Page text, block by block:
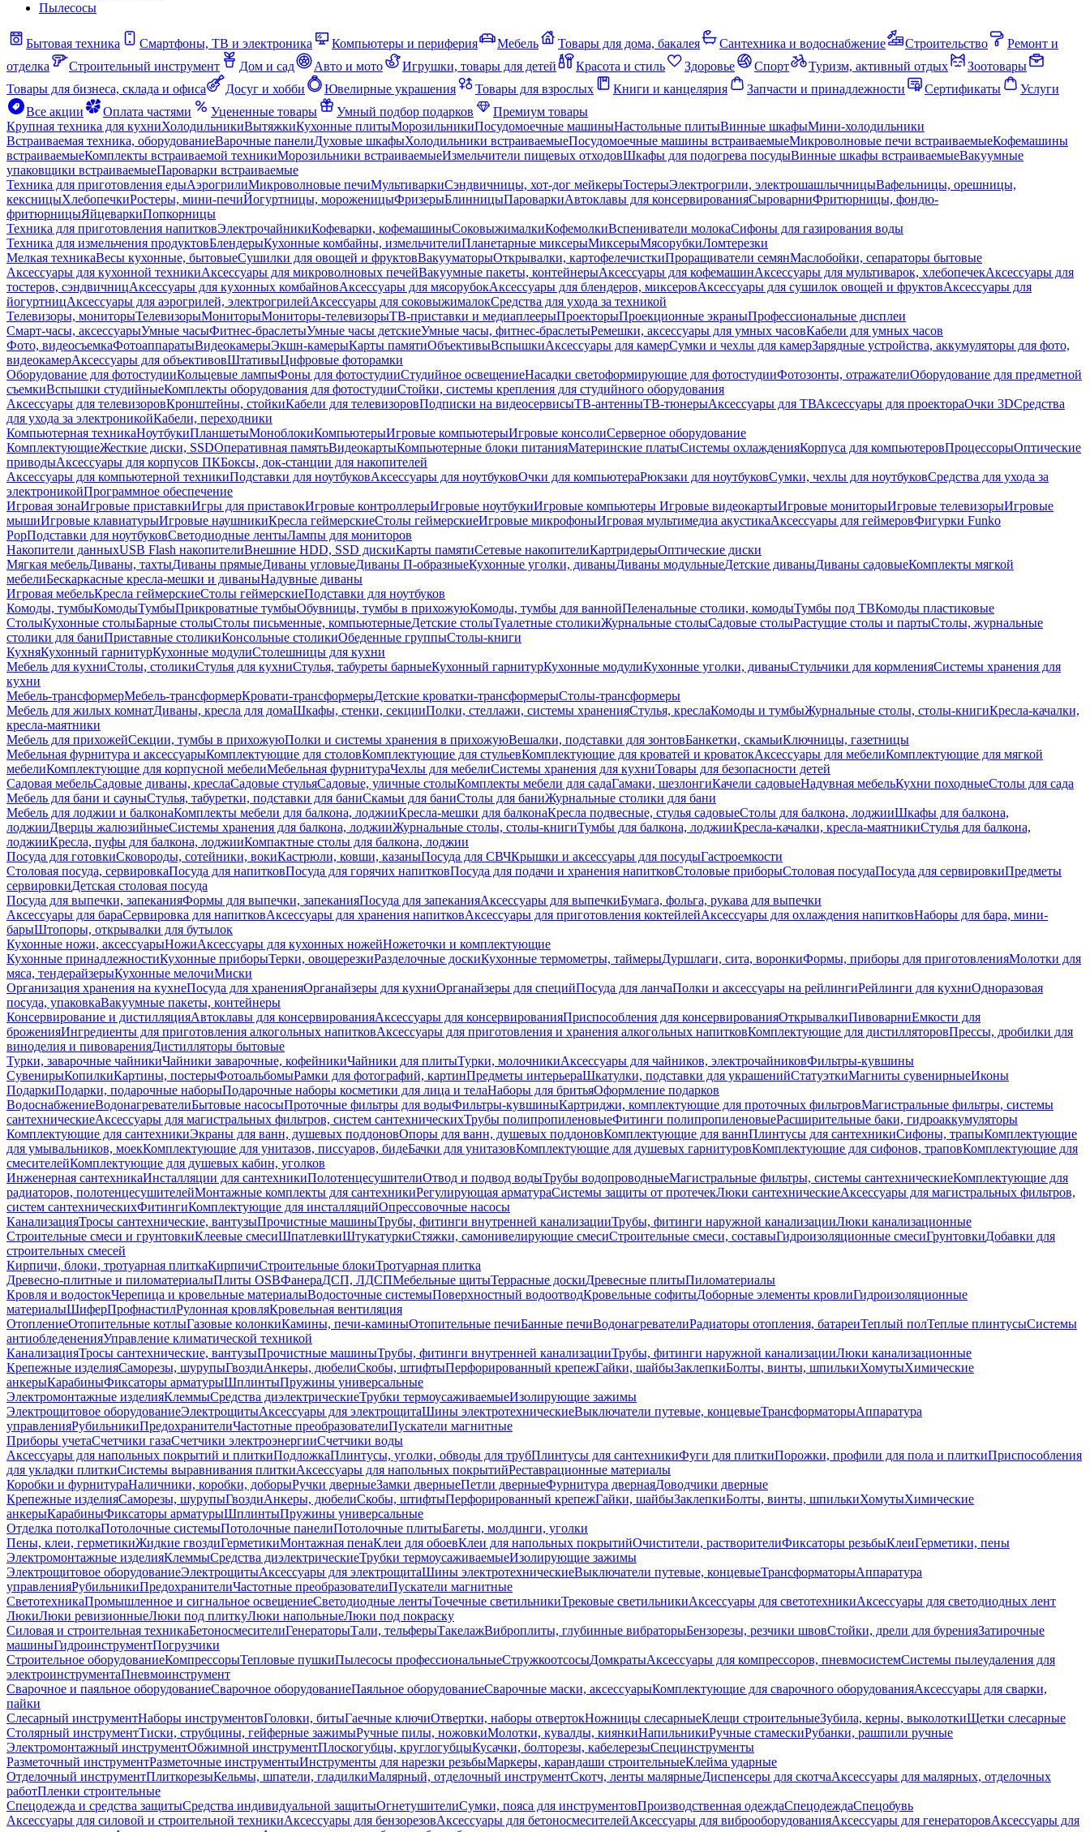
Пылесосы
Бытовая техника Смартфоны, ТВ и электроника Компьютеры и периферия Мебель Товары для дома, бакалея Сантехника и водоснабжение Строительство
Ремонт и
отделка
Строительный инструмент Дом и сад Авто и мото Игрушки, товары для детей Красота и стиль Здоровье Спорт Туризм, активный отдых
Зоотовары
Товары для бизнеса, склада и офиса
Досуг и хобби Ювелирные украшения Товары для взрослых Книги и канцелярия Запчасти и принадлежности Сертификаты
Услуги
Все акции
Оплата частями Уцененные товары Умный подбор подарков
Премиум товары
Крупная техника для кухниХолодильникиВытяжкиКухонные плитыМорозильникиПосудомоечные машиныНастольные плитыВинные шкафыМини-холодильники
Встраиваемая техника, оборудованиеВарочные панелиДуховые шкафыХолодильники встраиваемыеПосудомоечные машины встраиваемыеМикроволновые печи встраиваемыеКофемашины
встраиваемыеКомплекты встраиваемой техникиМорозильники встраиваемыеИзмельчители пищевых отходовШкафы для подогрева посудыВинные шкафы встраиваемыеВакуумные
упаковщики встраиваемыеПароварки встраиваемые
Техника для приготовления едыАэрогрилиМикроволновые печиМультиваркиСэндвичницы, хот-дог мейкерыТостерыЭлектрогрили, электрошашлычницыВафельницы, орешницы,
кексницыХлебопечкиРостеры, мини-печиЙогуртницы, мороженицыФризерыБлинницыПароваркиАвтоклавы для консервированияСыроварниФритюрницы, фондю-
фритюрницыЯйцеваркиПопкорницы
Техника для приготовления напитковЭлектрочайникиКофеварки, кофемашиныСоковыжималкиКофемолкиВспениватели молокаСифоны для газирования воды
Техника для измельчения продуктовБлендерыКухонные комбайны, измельчителиПланетарные миксерыМиксерыМясорубкиЛомтерезки
Мелкая техникаВесы кухонные, бытовыеСушилки для овощей и фруктовВакууматорыОткрывалки, картофелечисткиПроращиватели семянМаслобойки, сепараторы бытовые
Аксессуары для кухонной техникиАксессуары для микроволновых печейВакуумные пакеты, контейнерыАксессуары для кофемашинАксессуары для мультиварок, хлебопечекАксессуары для
тостеров, сэндвичницАксессуары для кухонных комбайновАксессуары для мясорубокАксессуары для блендеров, миксеровАксессуары для сушилок овощей и фруктовАксессуары для
йогуртницАксессуары для аэрогрилей, электрогрилейАксессуары для соковыжималокСредства для ухода за техникой
Телевизоры, мониторыТелевизорыМониторыМониторы-телевизорыТВ-приставки и медиаплеерыПроекторыПроекционные экраныПрофессиональные дисплеи
Смарт-часы, аксессуарыУмные часыФитнес-браслетыУмные часы детскиеУмные часы, фитнес-браслетыРемешки, аксессуары для умных часовКабели для умных часов
Фото, видеосъемкаФотоаппаратыВидеокамерыЭкшн-камерыКарты памятиОбъективыВспышкиАксессуары для камерСумки и чехлы для камерЗарядные устройства, аккумуляторы для фото,
видеокамерАксессуары для объективовШтативыЦифровые фоторамки
Оборудование для фотостудииКольцевые лампыФоны для фотостудииСтудийное освещениеНасадки светоформирующие для фотостудииФотозонты, отражателиОборудование для предметной
съемкиВспышки студийныеКомплекты оборудования для фотостудииСтойки, системы крепления для студийного оборудования
Аксессуары для телевизоровКронштейны, стойкиКабели для телевизоровПодписки на видеосервисыТВ-антенныТВ-тюнерыАксессуары для ТВАксессуары для проектораОчки 3DСредства
для ухода за электроникойКабели, переходники
Компьютерная техникаНоутбукиПланшетыМоноблокиКомпьютерыИгровые компьютерыИгровые консолиСерверное оборудование
КомплектующиеЖесткие диски, SSDОперативная памятьВидеокартыКомпьютерные блоки питанияМатеринские платыСистемы охлажденияКорпуса для компьютеровПроцессорыОптические
приводыАксессуары для корпусов ПКБоксы, док-станции для накопителей
Аксессуары для компьютерной техникиПодставки для ноутбуковАксессуары для ноутбуковОчки для компьютераРюкзаки для ноутбуковСумки, чехлы для ноутбуковСредства для ухода за
электроникойПрограммное обеспечение
Игровая зонаИгровые приставкиИгры для приставокИгровые контроллерыИгровые ноутбукиИгровые компьютеры Игровые видеокартыИгровые мониторыИгровые телевизорыИгровые
мышиИгровые клавиатурыИгровые наушникиКресла геймерскиеСтолы геймерскиеИгровые микрофоныИгровая мультимедиа акустикаАксессуары для геймеровФигурки Funko
PopПодставки для ноутбуковСветодиодные лентыЛампы для мониторов
Накопители данныхUSB Flash накопителиВнешние HDD, SSD дискиКарты памятиСетевые накопителиКартридерыОптические диски
Мягкая мебельДиваны, тахтыДиваны прямыеДиваны угловыеДиваны П-образныеКухонные уголки, диваныДиваны модульныеДетские диваныДиваны садовыеКомплекты мягкой
мебелиБескаркасные кресла-мешки и диваныНадувные диваны
Игровая мебельКресла геймерскиеСтолы геймерскиеПодставки для ноутбуков
Комоды, тумбыКомодыТумбыПрикроватные тумбыОбувницы, тумбы в прихожуюКомоды, тумбы для ваннойПеленальные столики, комодыТумбы под ТВКомоды пластиковые
СтолыКухонные столыБарные столыСтолы письменные, компьютерныеДетские столыТуалетные столикиЖурнальные столыСадовые столыРастущие столы и партыСтолы, журнальные
столики для баниПриставные столикиКонсольные столикиОбеденные группыСтолы-книги
КухняКухонный гарнитурКухонные модулиСтолешницы для кухни
Мебель для кухниСтолы, столикиСтулья для кухниСтулья, табуреты барныеКухонный гарнитурКухонные модулиКухонные уголки, диваныСтульчики для кормленияСистемы хранения для
кухни
Мебель-трансформерМебель-трансформерКровати-трансформерыДетские кроватки-трансформерыСтолы-трансформеры
Мебель для жилых комнатДиваны, кресла для домаШкафы, стенки, секцииПолки, стеллажи, системы храненияСтулья, креслаКомоды и тумбыЖурнальные столы, столы-книгиКресла-качалки,
кресла-маятники
Мебель для прихожейСекции, тумбы в прихожуюПолки и системы хранения в прихожуюВешалки, подставки для зонтовБанкетки, скамьиКлючницы, газетницы
Мебельная фурнитура и аксессуарыКомплектующие для столовКомплектующие для стульевКомплектующие для кроватей и кроватокАксессуары для мебелиКомплектующие для мягкой
мебелиКомплектующие для корпусной мебелиМебельная фурнитураЧехлы для мебелиСистемы хранения для кухниТовары для безопасности детей
Садовая мебельСадовые диваны, креслаСадовые стульяСадовые, уличные столыКомплекты мебели для садаГамаки, шезлонгиКачели садовыеНадувная мебельКухни походныеСтолы для сада
Мебель для бани и сауныСтулья, табуретки, подставки для баниСкамьи для баниСтолы для баниЖурнальные столики для бани
Мебель для лоджии и балконаКомплекты мебели для балкона, лоджииКресла-мешки для балконаКресла подвесные, стулья садовыеСтолы для балкона, лоджииШкафы для балкона,
лоджииДверцы жалюзийныеСистемы хранения для балкона, лоджииЖурнальные столы, столы-книгиТумбы для балкона, лоджииКресла-качалки, кресла-маятникиСтулья для балкона,
лоджииКресла, пуфы для балкона, лоджииКомпактные столы для балкона, лоджии
Посуда для готовкиСковороды, сотейники, вокиКастрюли, ковши, казаныПосуда для СВЧКрышки и аксессуары для посудыГастроемкости
Столовая посуда, сервировкаПосуда для напитковПосуда для горячих напитковПосуда для подачи и хранения напитковСтоловые приборыСтоловая посудаПосуда для сервировкиПредметы
сервировкиДетская столовая посуда
Посуда для выпечки, запеканияФормы для выпечки, запеканияПосуда для запеканияАксессуары для выпечкиБумага, фольга, рукава для выпечки
Аксессуары для бараСервировка для напитковАксессуары для хранения напитковАксессуары для приготовления коктейлейАксессуары для охлаждения напитковНаборы для бара, мини-
барыШтопоры, открывалки для бутылок
Кухонные ножи, аксессуарыНожиАксессуары для кухонных ножейНожеточки и комплектующие
Кухонные принадлежностиКухонные приборыТерки, овощерезкиРазделочные доскиКухонные термометры, таймерыДуршлаги, сита, воронкиФормы, приборы для приготовленияМолотки для
мяса, тендерайзерыКухонные мелочиМиски
Организация хранения на кухнеПосуда для храненияОрганайзеры для кухниОрганайзеры для специйПосуда для ланчаПолки и аксессуары на рейлингиРейлинги для кухниОдноразовая
посуда, упаковкаВакуумные пакеты, контейнеры
Консервирование и дистилляцияАвтоклавы для консервированияАксессуары для консервированияПриспособления для консервированияОткрывалкиПивоварниЕмкости для
броженияИнгредиенты для приготовления алкогольных напитковАксессуары для приготовления и хранения алкогольных напитковКомплектующие для дистилляторовПрессы, дробилки для
виноделия и пивоваренияДистилляторы бытовые
Турки, заварочные чайникиЧайники заварочные, кофейникиЧайники для плитыТурки, молочникиАксессуары для чайников, электрочайниковФильтры-кувшины
СувенирыКопилкиКартины, постерыФотоальбомыРамки для фотографий, картинПредметы интерьераШкатулки, подставки для украшенийСтатуэткиМагниты сувенирныеИконы
ПодаркиПодарки, подарочные наборыПодарочные наборы косметики для лица и телаНаборы для бритьяОформление подарков
ВодоснабжениеВодонагревателиБытовые насосыПроточные фильтры для водыФильтры-кувшиныКартриджи, комплектующие для проточных фильтровМагистральные фильтры, системы
сантехническиеАксессуары для магистральных фильтров, систем сантехническихТрубы полипропиленовыеФитинги полипропиленовыеРасширительные баки, гидроаккумуляторы
Комплектующие для сантехникиЭкраны для ванн, душевых поддоновОпоры для ванн, душевых поддоновКомплектующие для ваннПлинтусы для сантехникиСифоны, трапыКомплектующие
для умывальников, моекКомплектующие для унитазов, писсуаров, бидеБачки для унитазовКомплектующие для душевых гарнитуровКомплектующие для сифонов, траповКомплектующие для
смесителейКомплектующие для душевых кабин, уголков
Инженерная сантехникаИнсталляции для сантехникиПолотенцесушителиОтвод и подвод водыТрубы водопроводныеМагистральные фильтры, системы сантехническиеКомплектующие для
радиаторов, полотенцесушителейМонтажные комплекты для сантехникиРегулирующая арматураСистемы защиты от протечекЛюки сантехническиеАксессуары для магистральных фильтров,
систем сантехническихФитингиКомплектующие для инсталляцийОпрессовочные насосы
КанализацияТросы сантехнические, вантузыПрочистные машиныТрубы, фитинги внутренней канализацииТрубы, фитинги наружной канализацииЛюки канализационные
Строительные смеси и грунтовкиКлеевые смесиШпатлевкиШтукатуркиСтяжки, самонивелирующие смесиСтроительные смеси, составыГидроизоляционные смесиГрунтовкиДобавки для
строительных смесей
Кирпичи, блоки, тротуарная плиткаКирпичиСтроительные блокиТротуарная плитка
Древесно-плитные и пиломатериалыПлиты OSBФанераДСП, ЛДСПМебельные щитыТеррасные доскиДревесные плитыПиломатериалы
Кровля и водостокЧерепица и кровельные материалыВодосточные системыПоверхностный водоотводКровельные софитыДоборные элементы кровлиГидроизоляционные
материалыШиферПрофнастилРулонная кровляКровельная вентиляция
ОтоплениеОтопительные котлыГазовые колонкиКамины, печи-каминыОтопительные печиБанные печиВодонагревателиРадиаторы отопления, батареиТеплый полТеплые плинтусыСистемы
антиобледененияУправление климатической техникой
КанализацияТросы сантехнические, вантузыПрочистные машиныТрубы, фитинги внутренней канализацииТрубы, фитинги наружной канализацииЛюки канализационные
Крепежные изделияСаморезы, шурупыГвоздиАнкеры, дюбелиСкобы, штифтыПерфорированный крепежГайки, шайбыЗаклепкиБолты, винты, шпилькиХомутыХимические
анкерыКарабиныФиксаторы арматурыШплинтыПружины универсальные
Электромонтажные изделияКлеммыСредства диэлектрическиеТрубки термоусаживаемыеИзолирующие зажимы
Электрощитовое оборудованиеЭлектрощитыАксессуары для электрощитаШины электротехническиеВыключатели путевые, концевыеТрансформаторыАппаратура
управленияРубильникиПредохранителиЧастотные преобразователиПускатели магнитные
Приборы учетаСчетчики газаСчетчики электроэнергииСчетчики воды
Аксессуары для напольных покрытий и плиткиПодложкаПлинтусы, уголки, обводы для трубПлинтусы для сантехникиФуги для плиткиПорожки, профили для пола и плиткиПриспособления
для укладки плиткиСистемы выравнивания плиткиАксессуары для напольных покрытийРеставрационные материалы
Коробки и фурнитураНаличники, коробки, доборыРучки дверныеЗамки дверныеПетли дверныеФурнитура двернаяДоводчики дверные
Крепежные изделияСаморезы, шурупыГвоздиАнкеры, дюбелиСкобы, штифтыПерфорированный крепежГайки, шайбыЗаклепкиБолты, винты, шпилькиХомутыХимические
анкерыКарабиныФиксаторы арматурыШплинтыПружины универсальные
Отделка потолкаПотолочные системыПотолочные панелиПотолочные плитыБагеты, молдинги, уголки
Пены, клеи, герметикиЖидкие гвоздиГерметикиМонтажная пенаКлеи для обоевКлеи для напольных покрытийОчистители, растворителиФиксаторы резьбыКлеиГерметики, пены
Электромонтажные изделияКлеммыСредства диэлектрическиеТрубки термоусаживаемыеИзолирующие зажимы
Электрощитовое оборудованиеЭлектрощитыАксессуары для электрощитаШины электротехническиеВыключатели путевые, концевыеТрансформаторыАппаратура
управленияРубильникиПредохранителиЧастотные преобразователиПускатели магнитные
СветотехникаПромышленное и сигнальное освещениеСветодиодные лентыТочечные светильникиТрековые светильникиАксессуары для светотехникиАксессуары для светодиодных лент
ЛюкиЛюки ревизионныеЛюки под плиткуЛюки напольныеЛюки под покраску
Силовая и строительная техникаБетоносмесителиГенераторыТали, тельферыТакелажВиброплиты, глубинные вибраторыБензорезы, резчики швовСтойки, дрели для буренияЗатирочные
машиныГидроинструментПогрузчики
Строительное оборудованиеКомпрессорыТепловые пушкиПылесосы профессиональныеСтружкоотсосыДомкратыАксессуары для компрессоров, пневмосистемСистемы пылеудаления для
электроинструментаПневмоинструмент
Сварочное и паяльное оборудованиеСварочное оборудованиеПаяльное оборудованиеСварочные маски, аксессуарыКомплектующие для сварочного оборудованияАксессуары для сварки,
пайки
Слесарный инструментНаборы инструментовГоловки, битыГаечные ключиОтвертки, наборы отвертокНожницы слесарныеКлещи строительныеЗубила, керны, выколоткиЩетки слесарные
Столярный инструментТиски, струбцины, гейферные зажимыРучные пилы, ножовкиМолотки, кувалды, киянкиНапильникиРучные стамескиРубанки, рашпили ручные
Электромонтажный инструментОбжимной инструментПлоскогубцы, круглогубцыКусачки, болторезы, кабелерезыСпецинструменты
Разметочный инструментРазметочные инструментыИнструменты для нарезки резьбыМаркеры, карандаши строительныеКлейма ударные
Отделочный инструментПлиткорезыКельмы, шпатели, гладилкиМалярный, отделочный инструментСкотч, ленты малярныеДиспенсеры для скотчаАксессуары для малярных, отделочных
работПленки строительные
Спецодежда и средства защитыСредства индивидуальной защитыОгнетушителиСумки, пояса для инструментовПроизводственная одеждаСпецодеждаСпецобувь
Аксессуары для силовой и строительной техникиАксессуары для бензорезовАксессуары для бетоносмесителейАксессуары для виброоборудованияАксессуары для генераторовАксессуары для